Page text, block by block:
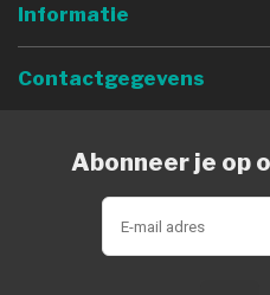
Informatie
Contactgegevens
Abonneer je op